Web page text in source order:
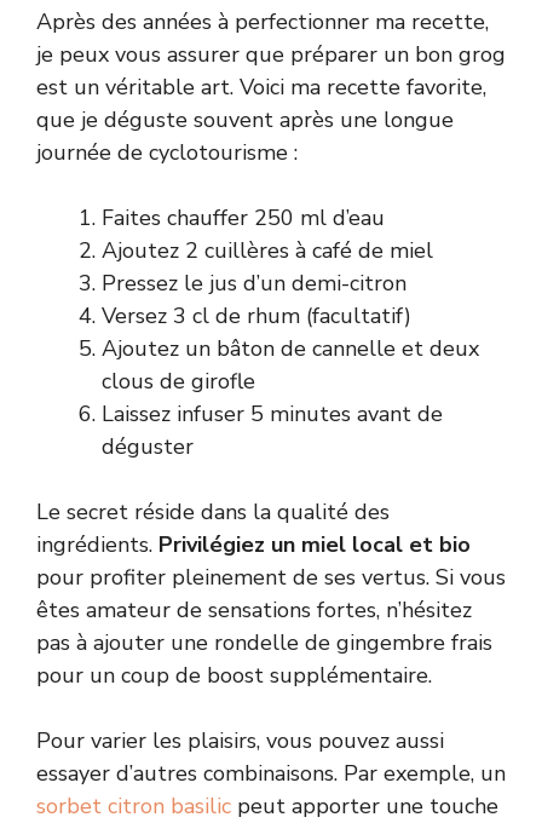
Après des années à perfectionner ma recette,
je peux vous assurer que préparer un bon grog
est un véritable art. Voici ma recette favorite,
que je déguste souvent après une longue
journée de cyclotourisme :
Faites chauffer 250 ml d’eau
Ajoutez 2 cuillères à café de miel
Pressez le jus d’un demi-citron
Versez 3 cl de rhum (facultatif)
Ajoutez un bâton de cannelle et deux
clous de girofle
Laissez infuser 5 minutes avant de
déguster
Le secret réside dans la qualité des
ingrédients. Privilégiez un miel local et bio
pour profiter pleinement de ses vertus. Si vous
êtes amateur de sensations fortes, n’hésitez
pas à ajouter une rondelle de gingembre frais
pour un coup de boost supplémentaire.
Pour varier les plaisirs, vous pouvez aussi
essayer d’autres combinaisons. Par exemple, un
sorbet citron basilic peut apporter une touche